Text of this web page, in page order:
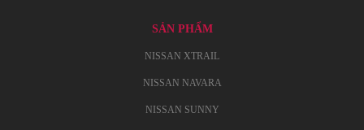
SẢN PHẨM
NISSAN XTRAIL
NISSAN NAVARA
NISSAN SUNNY